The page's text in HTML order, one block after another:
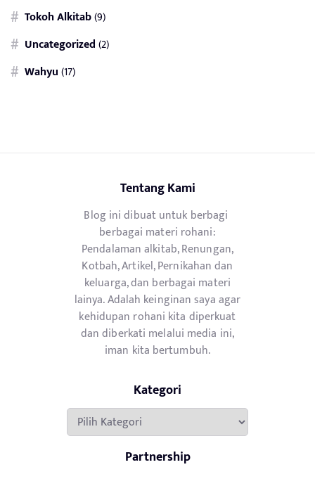
Tokoh Alkitab(9)
Uncategorized(2)
Wahyu(17)
Tentang Kami
Blog ini dibuat untuk berbagi
berbagai materi rohani:
Pendalaman alkitab, Renungan,
Kotbah, Artikel, Pernikahan dan
keluarga, dan berbagai materi
lainya. Adalah keinginan saya agar
kehidupan rohani kita diperkuat
dan diberkati melalui media ini,
iman kita bertumbuh.
Kategori
Kategori
Partnership